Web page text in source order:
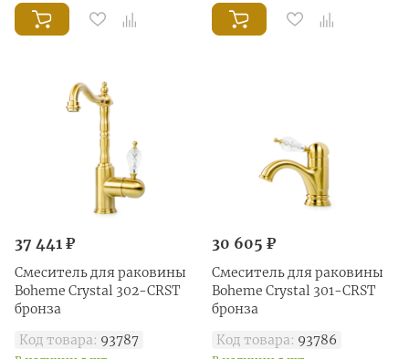
37 441 ₽
Смеситель для раковины
Boheme Crystal 302-CRST
бронза
Код товара: 93787
30 605 ₽
Смеситель для раковины
Boheme Crystal 301-CRST
бронза
Код товара: 93786